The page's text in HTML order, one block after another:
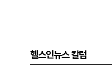
헬스인뉴스 칼럼